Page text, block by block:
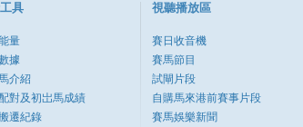
具
量
據
介紹
對及初岀馬成績
遷紀錄
視聽播放區
賽日收音機
賽馬節目
試閘片段
自購馬來港前賽事片段
賽馬娛樂新聞